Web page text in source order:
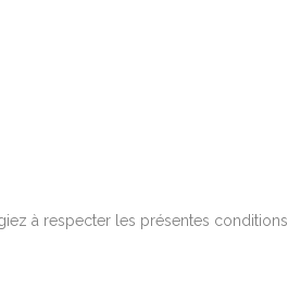
à respecter les présentes conditions